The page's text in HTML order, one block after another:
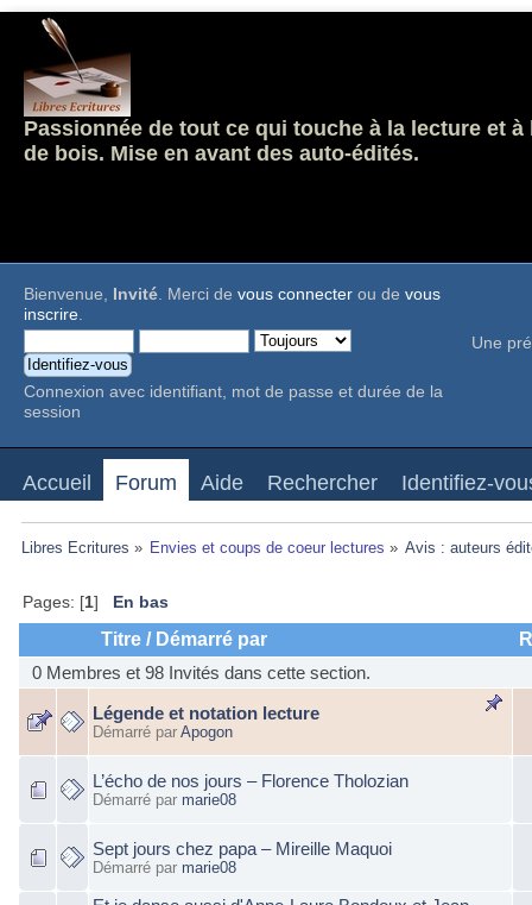
Passionnée de tout ce qui touche à la lecture et
de bois. Mise en avant des auto-édités.
Bienvenue, Invité. Merci de vous connecter ou de vous
inscrire.
Connexion avec identifiant, mot de passe et durée de la
session
Une
Accueil Forum Aide Rechercher Identifiez-
Libres Ecritures » Envies et coups de coeur lectures » Avis : auteurs
Pages: [1] En bas
Titre/ Démarré par
0 Membres et 98 Invités dans cette section.
Légende et notation lecture
Démarré par Apogon
L’écho de nos jours – Florence Tholozian
Démarré par marie08
Sept jours chez papa – Mireille Maquoi
Démarré par marie08